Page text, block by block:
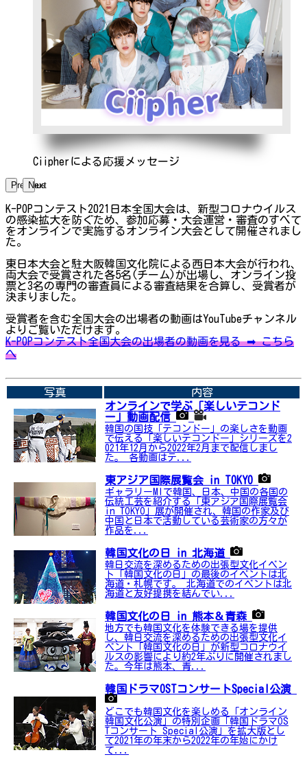
Ciipherによる応援メッセージ
Previous
Next
K-POPコンテスト2021日本全国大会は、新型コロナウイルス
の感染拡大を防ぐため、参加応募・大会運営・審査のすべて
をオンラインで実施するオンライン大会として開催されまし
た。
東日本大会と駐大阪韓国文化院による西日本大会が行われ、
両大会で受賞された各5名(チーム)が出場し、オンライン投
票と3名の専門の審査員による審査結果を合算し、受賞者が
決まりました。
受賞者を含む全国大会の出場者の動画はYouTubeチャンネル
よりご覧いただけます。
K-POPコンテスト全国大会の出場者の動画を見る ➡ こちら
へ
写真
内容
オンラインで学ぶ「楽しいテコンド
ー」動画配信
韓国の国技「テコンドー」の楽しさを動画
で伝える「楽しいテコンドー」シリーズを2
021年12月から2022年2月まで配信しまし
た。 各動画はテ...
東アジア国際展覧会 in TOKYO
ギャラリーMIで韓国、日本、中国の各国の
伝統工芸を紹介する「東アジア国際展覧会
in TOKYO」展が開催され、韓国の作家及び
中国と日本で活動している芸術家の方々が
作品を...
韓国文化の日 in 北海道
韓日交流を深めるための出張型文化イベン
ト「韓国文化の日」の最後のイベントは北
海道・札幌です。 北海道でのイベントは北
海道と友好提携を結んでい...
韓国文化の日 in 熊本＆青森
地方でも韓国文化を体験できる場を提供
し、韓日交流を深めるための出張型文化イ
ベント「韓国文化の日」が新型コロナウイ
ルスの影響により約2年ぶりに開催されまし
た。今年は熊本、青...
韓国ドラマOSTコンサートSpecial公演
どこでも韓国文化を楽しめる「オンライン
韓国文化公演」の特別企画「韓国ドラマOS
Tコンサート Special公演」を拡大版とし
て2021年の年末から2022年の年始にかけ
て...